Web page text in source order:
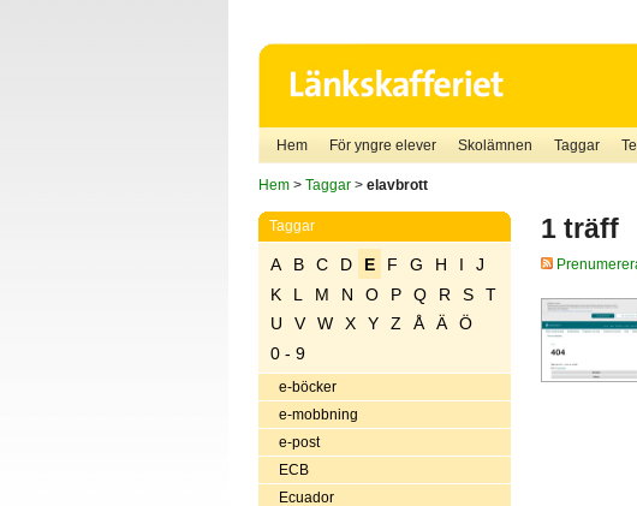
Hem För yngre elever Skolämnen Taggar
Hem> Taggar> elavbrott
Taggar
A B C D E F G H I
J
K
L M N O P Q R S
T
U
V W X Y Z Å Ä
Ö
0 - 9
e-böcker
e-mobbning
e-post
ECB
Ecuador
1 träff